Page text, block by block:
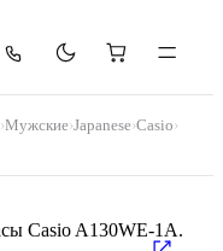
›Мужские›Japanese›Casio›